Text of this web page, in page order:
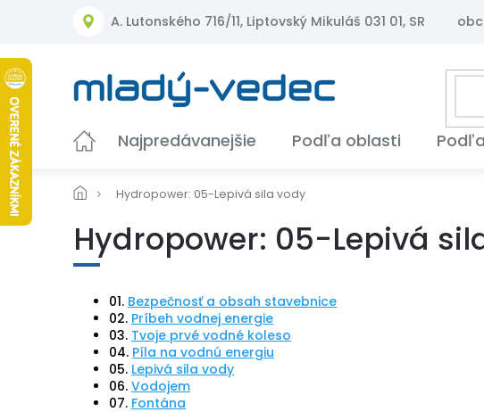
A. Lutonského 716/11, Liptovský Mikuláš 031 01, SR
Najpredávanejšie Podľa oblasti
Hydropower: 05-Lepivá sila vody
Hydropower: 05-Lepivá
01. Bezpečnosť a obsah stavebnice
02. Príbeh vodnej energie
03. Tvoje prvé vodné koleso
04. Píla na vodnú energiu
05. Lepivá sila vody
06. Vodojem
07. Fontána